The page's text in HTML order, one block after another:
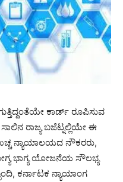
ಕಾರ್ಡ್ ರೂಪಿಸುವ
ರಾಜ್ಯ ಬಜೆಟ್ನಲ್ಲಿಯೇ ಈ
ನ್ಯಾಯಾಲಯದ ನೌಕರರು,
ಭಾಗ್ಯ ಯೋಜನೆಯ ಸೌಲಭ್ಯ
ಕರ್ನಾಟಕ ನ್ಯಾಯಾಂಗ